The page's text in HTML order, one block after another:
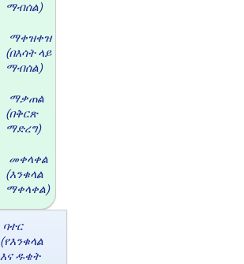
ማብሰል)
ማቀዝቀዝ
(በእሳት ላይ
ማብሰል)
ማቃጠል
(በቅርጽ
ማድረግ)
መቀላቀል
(እንቁላል
ማቀላቀል)
ባተር
(የእንቁላል
እና ዱቄት